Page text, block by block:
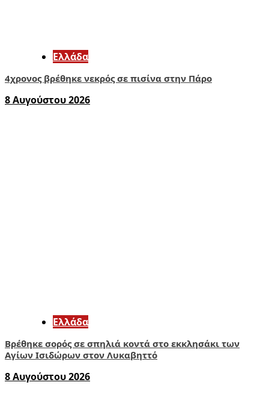
Ελλάδα
4χρονος βρέθηκε νεκρός σε πισίνα στην Πάρο
8 Αυγούστου 2026
Ελλάδα
Βρέθηκε σορός σε σπηλιά κοντά στο εκκλησάκι των
Αγίων Ισιδώρων στον Λυκαβηττό
8 Αυγούστου 2026